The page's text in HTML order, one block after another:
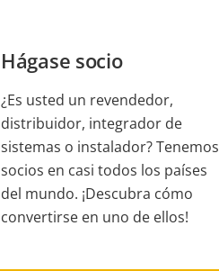
Hágase socio
¿Es usted un revendedor,
distribuidor, integrador de
sistemas o instalador? Tenemos
socios en casi todos los países
del mundo. ¡Descubra cómo
convertirse en uno de ellos!